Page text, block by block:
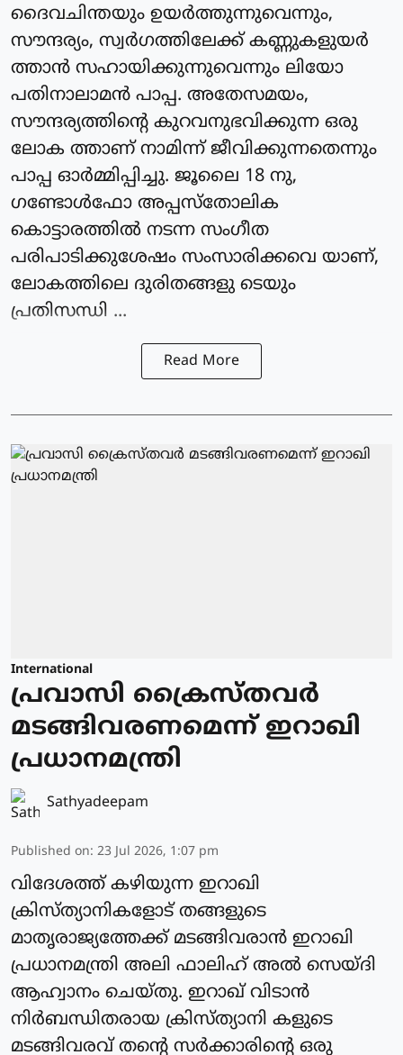
ദൈവചിന്തയും ഉയര്‍ത്തുന്നുവെന്നും,
സൗന്ദര്യം, സ്വർഗത്തിലേക്ക് കണ്ണുകളുയർ
ത്താന്‍ സഹായിക്കുന്നുവെന്നും ലിയോ
പതിനാലാമന്‍ പാപ്പ. അതേസമയം,
സൗന്ദര്യത്തിന്റെ കുറവനുഭവിക്കുന്ന ഒരു
ലോക ത്താണ് നാമിന്ന് ജീവിക്കുന്നതെന്നും
പാപ്പ ഓര്‍മ്മിപ്പിച്ചു. ജൂലൈ 18 നു,
ഗണ്ടോള്‍ഫോ അപ്പസ്‌തോലിക
കൊട്ടാരത്തില്‍ നടന്ന സംഗീത
പരിപാടിക്കുശേഷം സംസാരിക്കവെ യാണ്,
ലോകത്തിലെ ദുരിതങ്ങളു ടെയും
പ്രതിസന്ധി ...
Read More
International
പ്രവാസി ക്രൈസ്തവര്‍
മടങ്ങിവരണമെന്ന് ഇറാഖി
പ്രധാനമന്ത്രി
Sathyadeepam
Published on: 23 Jul 2026, 1:07 pm
വിദേശത്ത് കഴിയുന്ന ഇറാഖി
ക്രിസ്ത്യാനികളോട് തങ്ങളുടെ
മാതൃരാജ്യത്തേക്ക് മടങ്ങിവരാന്‍ ഇറാഖി
പ്രധാനമന്ത്രി അലി ഫാലിഹ് അല്‍ സെയ്ദി
ആഹ്വാനം ചെയ്തു. ഇറാഖ് വിടാന്‍
നിര്‍ബന്ധിതരായ ക്രിസ്ത്യാനി കളുടെ
മടങ്ങിവരവ് തന്റെ സര്‍ക്കാരിന്റെ ഒരു